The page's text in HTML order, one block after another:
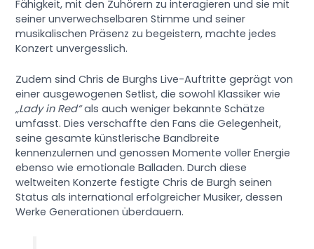
Fähigkeit, mit den Zuhörern zu interagieren und sie mit
seiner unverwechselbaren Stimme und seiner
musikalischen Präsenz zu begeistern, machte jedes
Konzert unvergesslich.
Zudem sind Chris de Burghs Live-Auftritte geprägt von
einer ausgewogenen Setlist, die sowohl Klassiker wie
„Lady in Red“als auch weniger bekannte Schätze
umfasst. Dies verschaffte den Fans die Gelegenheit,
seine gesamte künstlerische Bandbreite
kennenzulernen und genossen Momente voller Energie
ebenso wie emotionale Balladen. Durch diese
weltweiten Konzerte festigte Chris de Burgh seinen
Status als international erfolgreicher Musiker, dessen
Werke Generationen überdauern.